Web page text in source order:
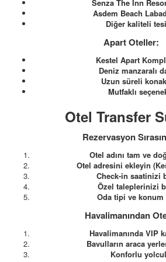
Senza The Inn
Asdem Beach
Diğer kaliteli
Apart Oteller:
Kestel Apart
Deniz manzaralı
Uzun süreli
Mutfaklı
Otel Transfer
Rezervasyon
Otel adını tam ve
Otel adresini ekleyin
Check-in saatinizi
Özel taleplerinizi
Oda tipi ve
Havalimanından
Havalimanında VIP
Bavulların araca
Konforlu